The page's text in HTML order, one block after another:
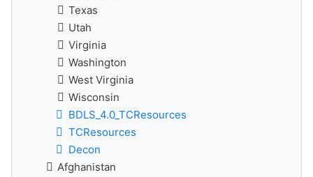
Texas
Utah
Virginia
Washington
West Virginia
Wisconsin
BDLS_4.0_TCResources
TCResources
Decon
Afghanistan